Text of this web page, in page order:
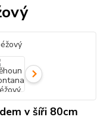
v šíři 80cm